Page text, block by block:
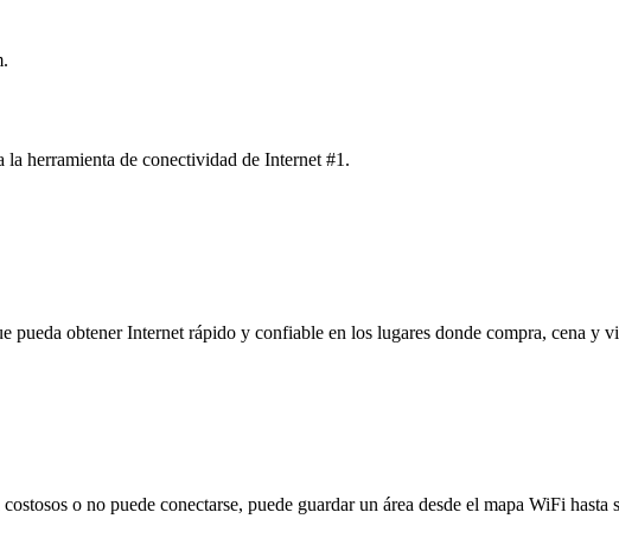
herramienta de conectividad de Internet #1.
obtener Internet rápido y confiable en los lugares donde compra, cena y
o no puede conectarse, puede guardar un área desde el mapa WiFi